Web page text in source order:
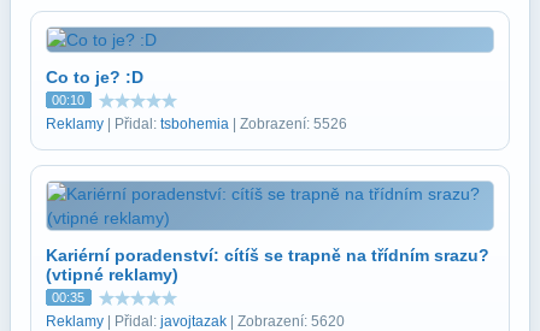
Co to je? :D
00:10
Reklamy | Přidal: tsbohemia | Zobrazení: 5526
Kariérní poradenství: cítíš se trapně na třídním srazu?
(vtipné reklamy)
00:35
Reklamy | Přidal: javojtazak | Zobrazení: 5620